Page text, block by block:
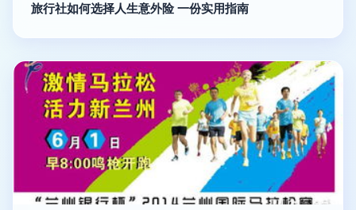
旅行社如何选择人生意外险 一份实用指南